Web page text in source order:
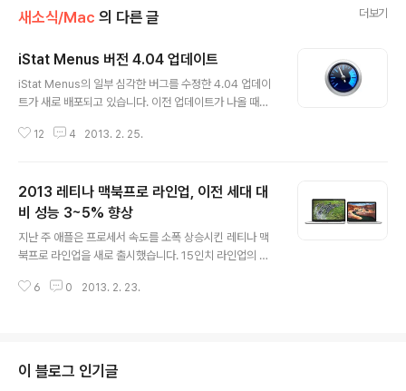
새소식/Mac 의 다른 글 더보기
iStat Menus 버전 4.04 업데이트
iStat Menus의 일부 심각한 버그를 수정한 4.04 업데이
트가 새로 배포되고 있습니다. 이전 업데이트가 나올 때도
로 작동하지 않고 있습니다... 혹시 iStat Menus 4를 사용
치 파일을 내려받고 직접 업데이트를 진행할 수 있습니다. i
Stat Menus 4.04현재 잘못된 GPU가 활성화되어 있다
고 표시되는 문제 수정캘린더 화면에서 이번 달에 포함되
어 있어야 할 날짜가 다음 달에 포함되어 있는 문제 수정 V
되는 문제 수정일부 환경에서 팬 속도를 변경했을 때 곧바
12 4 2013. 2. 25.
2013 레티나 맥북프로 라인업, 이전 세대 대
비 성능 3~5% 향상
지난 주 애플은 프로세서 속도를 소폭 상승시킨 레티나 맥
북프로 라인업을 새로 출시했습니다. 15인치 라인업의 기
되고, 고급형은 쿼드코어 i7 2.7GHz 프로세서가 탑재됩
프로 라인업도 프로세서 속도에 소폭 변동이 있었습니다. 1
3인치 기본형 모델은 이전과 마찬가지로 인텔 듀얼코어 i5
6 0 2013. 2. 23.
이 블로그 인기글